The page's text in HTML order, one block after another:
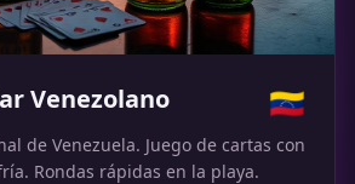
Venezolano 🇻🇪
de Venezuela. Juego de cartas con
Rondas rápidas en la playa.